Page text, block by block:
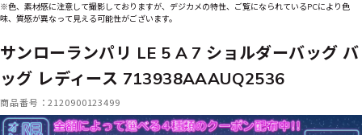
※色、素材感に注意して撮影しておりますが、デジカメの特性、ご覧になられているPCにより色
味、質感が異なって見える可能性がございます。
サンローランパリ LE 5 A 7 ショルダーバッグ バ
ッグ レディース 713938AAAUQ2536
商品番号：2120900123499